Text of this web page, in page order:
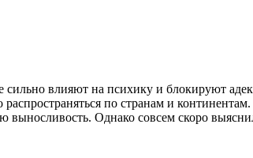
влияют на психику и блокируют
распространяться по странам и
Однако совсем скоро